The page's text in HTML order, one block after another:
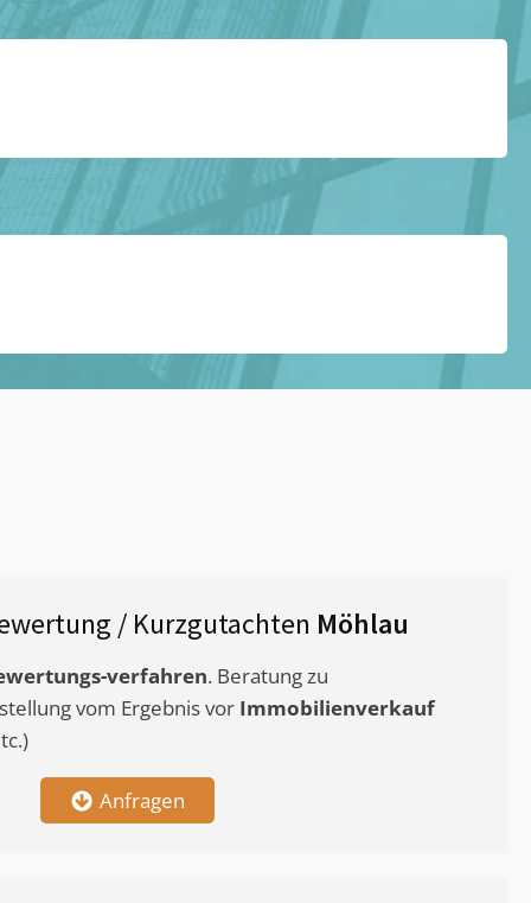
/ Kurzgutachten Möhlau
verfahren. Beratung zu
vom Ergebnis vor Immobilienverkauf
Anfragen